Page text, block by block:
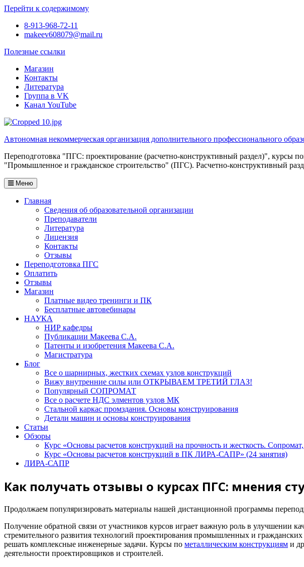
Перейти к содержимому
8-913-968-72-11
makeev608079@mail.ru
Полезные ссылки
Магазин
Контакты
Литература
Группа в VK
Канал YouTube
Автономная некоммерческая организация дополнительного профессионального
Переподготовка "ПГС: проектирование (расчетно-конструктивный раздел)",
"Промышленное и гражданское строительство" (ПГС). Расчетно-конструктивный
Меню
Главная
Сведения об образовательной организации
Преподаватели
Литература
Лицензия
Контакты
Отзывы
Переподготовка ПГС
Оплатить
Отзывы
Магазин
Платные видео тренинги и ПК
Бесплатные автовебинары
НАУКА
НИР кафедры
Публикации Макеева С.А.
Патенты и изобретения Макеева С.А.
Магистратура
Блог
Все о шарнирных, жестких схемах узлов конструкций
Вижу внутренние силы или ОТКРЫВАЕМ ТРЕТИЙ ГЛАЗ!
Популярный СОПРОМАТ
Все о расчете НДС элментов узлов МК
Стальной каркас промздания. Основы конструирования
Детали машин и основы конструирования
Статьи
Обзоры
Курс «Основы расчетов конструкций на прочность и жесткость.
Курс «Основы расчетов конструкций в ПК ЛИРА-САПР» (24 занятия)
ЛИРА-САПР
Как получать отзывы о курсах ПГС: мнения
Продолжаем популяризировать материалы нашей дистанционной программы
Получение обратной связи от участников курсов играет важную роль в улучшении
стремительного развития технологий проектирования промышленных и
решать комплексные инженерные задачи. Курсы по металлическим конструкциям и
деятельности проектировщиков и строителей.